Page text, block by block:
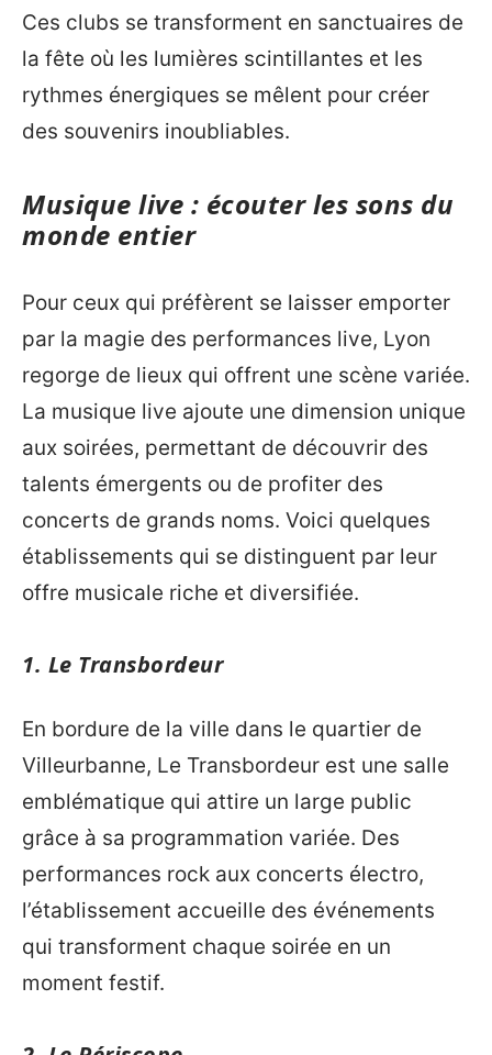
Ces clubs se transforment en sanctuaires de
la fête où les lumières scintillantes et les
rythmes énergiques se mêlent pour créer
des souvenirs inoubliables.
Musique live : écouter les sons du
monde entier
Pour ceux qui préfèrent se laisser emporter
par la magie des performances live, Lyon
regorge de lieux qui offrent une scène variée.
La musique live ajoute une dimension unique
aux soirées, permettant de découvrir des
talents émergents ou de profiter des
concerts de grands noms. Voici quelques
établissements qui se distinguent par leur
offre musicale riche et diversifiée.
1. Le Transbordeur
En bordure de la ville dans le quartier de
Villeurbanne, Le Transbordeur est une salle
emblématique qui attire un large public
grâce à sa programmation variée. Des
performances rock aux concerts électro,
l’établissement accueille des événements
qui transforment chaque soirée en un
moment festif.